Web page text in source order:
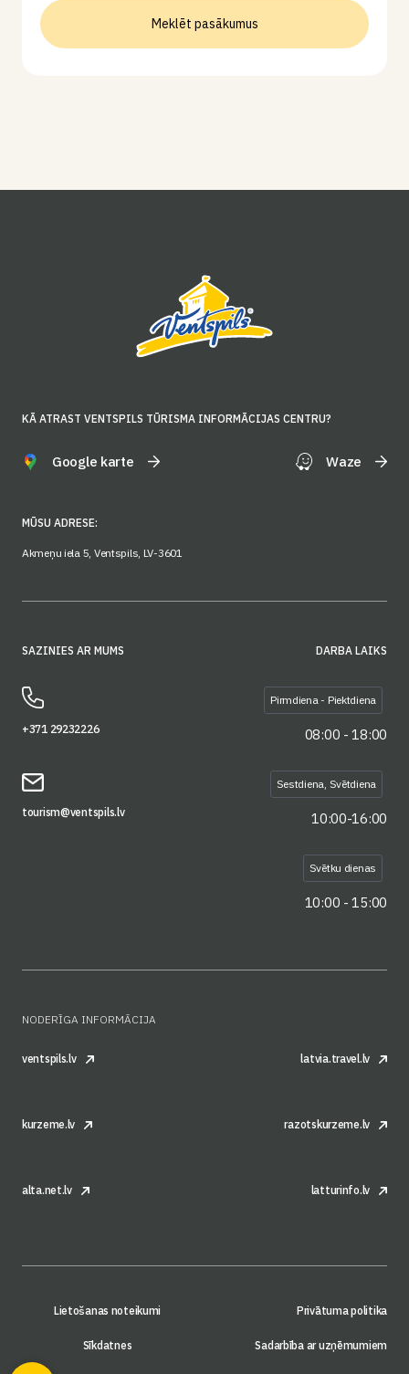
Meklēt pasākumus
KĀ ATRAST VENTSPILS TŪRISMA INFORMĀCIJAS CENTRU?
Google karte Waze
MŪSU ADRESE:
Akmeņu iela 5, Ventspils, LV-3601
SAZINIES AR MUMS
+371 29232226
tourism@ventspils.lv
DARBA LAIKS
Pirmdiena - Piektdiena
08:00 - 18:00
Sestdiena, Svētdiena
10:00-16:00
Svētku dienas
10:00 - 15:00
NODERĪGA INFORMĀCIJA
ventspils.lv latvia.travel.lv
kurzeme.lv razotskurzeme.lv
alta.net.lv latturinfo.lv
Lietošanas noteikumi Privātuma politika
Sīkdatnes Sadarbība ar uzņēmumiem